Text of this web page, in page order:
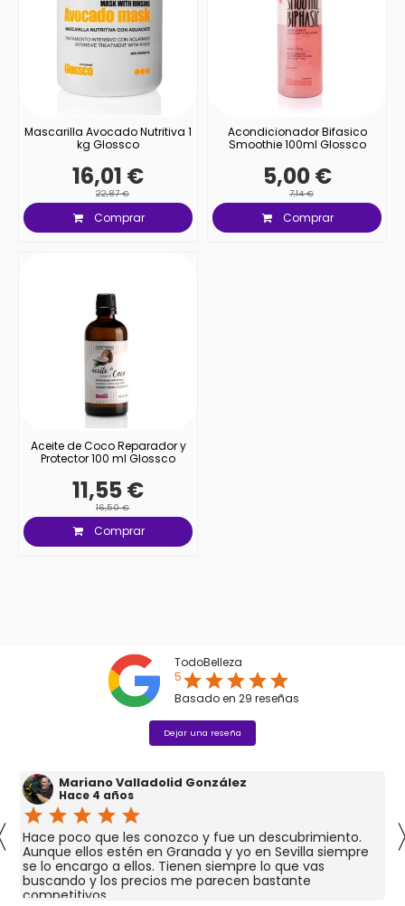
Mascarilla Avocado Nutritiva 1
kg Glossco
16,01 €
22,87 €
Comprar
Acondicionador Bifasico
Smoothie 100ml Glossco
5,00 €
7,14 €
Comprar
Aceite de Coco Reparador y
Protector 100 ml Glossco
11,55 €
16,50 €
Comprar
TodoBelleza
5starstarstarstarstar
Basado en 29 reseñas
Dejar una reseña
Mariano Valladolid González
Hace 4 años
star star star star star
Hace poco que les conozco y fue un descubrimiento.
Aunque ellos estén en Granada y yo en Sevilla siempre
se lo encargo a ellos. Tienen siempre lo que vas
buscando y los precios me parecen bastante
competitivos.